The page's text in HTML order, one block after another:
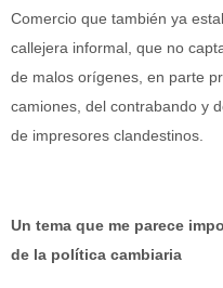
Comercio que también ya
callejera informal, que no
de malos orígenes, en parte
camiones, del contrabando y
de impresores clandestinos.
Un tema que me parece
de la política cambiaria